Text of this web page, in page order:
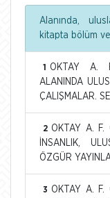
Alanında,
kitapta bölüm
1
OKTAY A.
ALANINDA
ÇALIŞMALAR.
2 OKTAY A. F.
İNSANLIK,
ÖZGÜR
3 OKTAY A. F.